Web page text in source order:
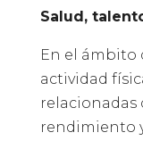
Salud,
En el ámbito
actividad
relacionadas
rendimiento